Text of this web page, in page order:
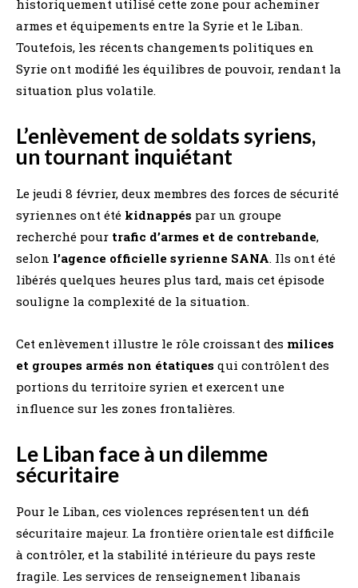
historiquement utilisé cette zone pour acheminer
armes et équipements entre la Syrie et le Liban.
Toutefois, les récents changements politiques en
Syrie ont modifié les équilibres de pouvoir, rendant la
situation plus volatile.
L’enlèvement de soldats syriens,
un tournant inquiétant
Le jeudi 8 février, deux membres des forces de sécurité
syriennes ont été kidnappés par un groupe
recherché pour trafic d’armes et de contrebande,
selon l’agence officielle syrienne SANA. Ils ont été
libérés quelques heures plus tard, mais cet épisode
souligne la complexité de la situation.
Cet enlèvement illustre le rôle croissant des milices
et groupes armés non étatiques qui contrôlent des
portions du territoire syrien et exercent une
influence sur les zones frontalières.
Le Liban face à un dilemme
sécuritaire
Pour le Liban, ces violences représentent un défi
sécuritaire majeur. La frontière orientale est difficile
à contrôler, et la stabilité intérieure du pays reste
fragile. Les services de renseignement libanais